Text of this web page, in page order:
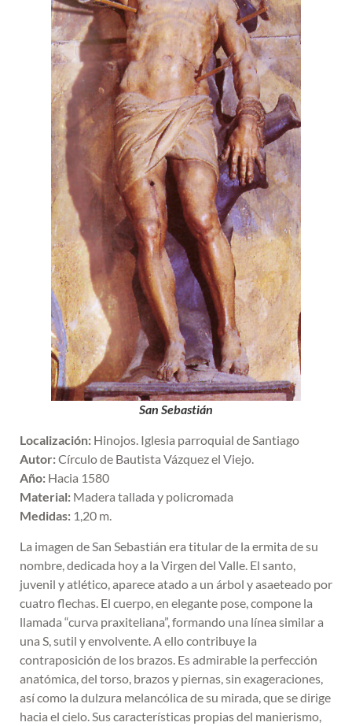
San Sebastián
Localización: Hinojos. Iglesia parroquial de Santiago
Autor:Círculo de Bautista Vázquez el Viejo.
Año: Hacia 1580
Material: Madera tallada y policromada
Medidas: 1,20 m.
La imagen de San Sebastián era titular de la ermita de su
nombre, dedicada hoy a la Virgen del Valle. El santo,
juvenil y atlético, aparece atado a un árbol y asaeteado por
cuatro flechas. El cuerpo, en elegante pose, compone la
llamada “curva praxiteliana”, formando una línea similar a
una S, sutil y envolvente. A ello contribuye la
contraposición de los brazos. Es admirable la perfección
anatómica, del torso, brazos y piernas, sin exageraciones,
así como la dulzura melancólica de su mirada, que se dirige
hacia el cielo. Sus características propias del manierismo,